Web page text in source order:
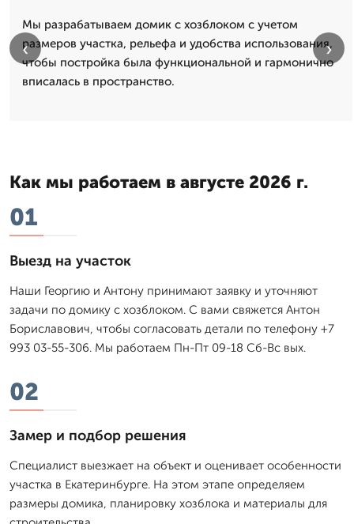
Мы разрабатываем домик с хозблоком с учетом
размеров участка, рельефа и удобства использования,
чтобы постройка была функциональной и гармонично
вписалась в пространство.
‹ ›
Как мы работаем в августе 2026 г.
01
Выезд на участок
Наши Георгию и Антону принимают заявку и уточняют
задачи по домику с хозблоком. С вами свяжется Антон
Бориславович, чтобы согласовать детали по телефону +7
993 03-55-306. Мы работаем Пн-Пт 09-18 Сб-Вс вых.
02
Замер и подбор решения
Специалист выезжает на объект и оценивает особенности
участка в Екатеринбурге. На этом этапе определяем
размеры домика, планировку хозблока и материалы для